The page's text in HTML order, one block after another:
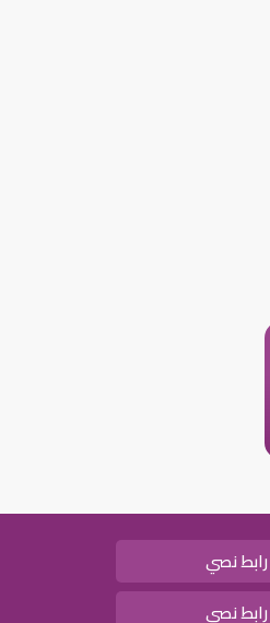
رابط نصي
رابط نصي